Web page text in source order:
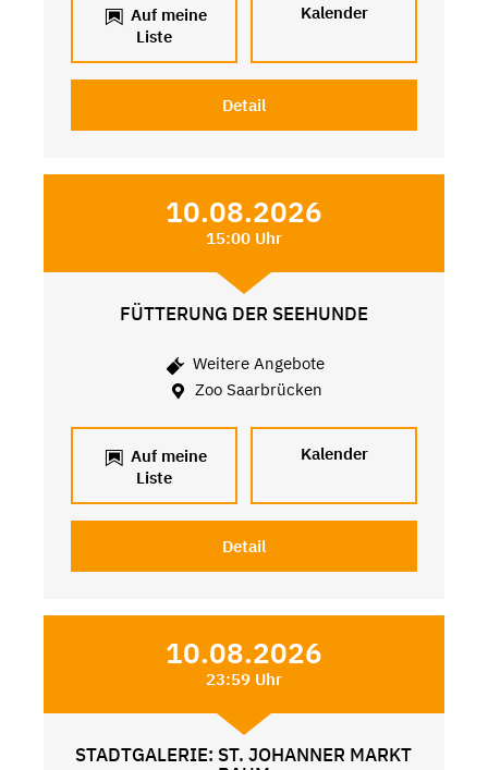
Auf meine
Liste
Kalender
Detail
10.08.2026
15:00 Uhr
FÜTTERUNG DER SEEHUNDE
Weitere Angebote
Zoo Saarbrücken
Auf meine
Liste
Kalender
Detail
10.08.2026
23:59 Uhr
STADTGALERIE: ST. JOHANNER MARKT